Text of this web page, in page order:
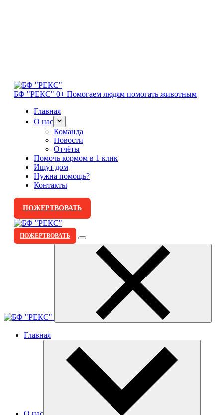
БФ "РЕКС" 0+ Помогаем людям помогать животным
Главная
О нас
Команда
Новости
Отчёты
Помочь кормом в 1 клик
Ищут дом
Нужна помощь?
Контакты
ПОЖЕРТВОВАТЬ
ПОЖЕРТВОВАТЬ
Главная
О нас